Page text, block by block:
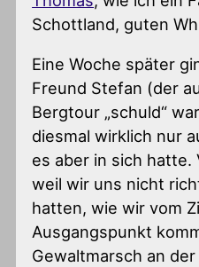
Schottland, guten
Eine Woche später
Freund Stefan (der
Bergtour „schuld“
diesmal wirklich nur
es aber in sich hatte.
weil wir uns nicht
hatten, wie wir vom
Ausgangspunkt
Gewaltmarsch an